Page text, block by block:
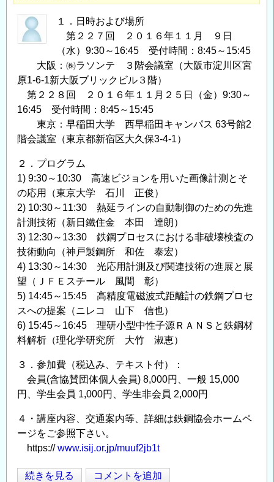
催
の
ご
の
１．日時および場所
第２２７回 ２０１６年１１月 ９日
（水）9:30～16:45 受付時間：8:45～15:45
大阪：㈱ラソンテ ３階会議室（大阪市淀川区宮
原1-6-1新大阪ブリックビル３階）
第２２８回 ２０１６年１１月２５日（金）9:30～
16:45 受付時間：8:45～15:45
東京：早稲田大学 西早稲田キャンパス 63号館2
階会議室（東京都新宿区大久保3-4-1）
２．プログラム
1) 9:30～10:30 高速ビジョンを用いた画像計測とそ
の応用（東京大学 石川 正俊）
2) 10:30～11:30 熱延ラインの自動制御のための先進
計測技術（新日鐵住金 本田 達朗）
3) 12:30～13:30 鉄鋼プロセスにおける非破壊検査の
技術動向（神戸製鋼所 和佐 泰宏）
4) 13:30～14:30 光応用計測及び関連技術の進展と展
望（ＪＦＥスチール 風間 彰）
5) 14:45～15:45 高精度電磁波式距離計の鉄鋼プロセ
スへの提案（ニレコ 山下 信也）
6) 15:45～16:45 理研小型中性子源ＲＡＮＳと鉄鋼材
料解析（理化学研究所 大竹 淑恵）
３．参加費（税込み、テキスト付）：
会員(含協賛団体個人会員) 8,000円、一般 15,000
円、学生会員 1,000円、学生非会員 2,000円
４・講座内容、交通案内等、詳細は鉄鋼協会ホームペ
ージをご参照下さい。
https://www.isij.or.jp/muuf2jb1t
第
続きを見る コメントを追加